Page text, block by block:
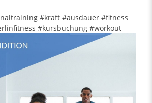
#kraft #ausdauer #fitness
#kursbuchung #workout